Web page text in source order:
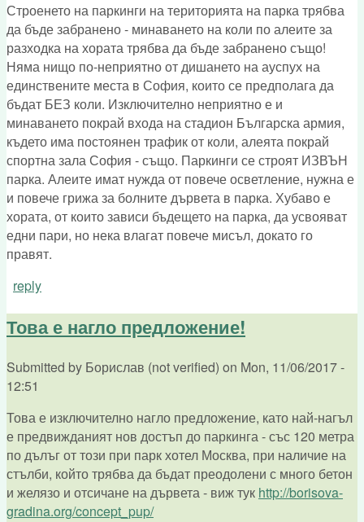
Строенето на паркинги на територията на парка трябва
да бъде забранено - минаването на коли по алеите за
разходка на хората трябва да бъде забранено също!
Няма нищо по-неприятно от дишането на ауспух на
единствените места в София, които се предполага да
бъдат БЕЗ коли. Изключително неприятно е и
минаването покрай входа на стадион Българска армия,
където има постоянен трафик от коли, алеята покрай
спортна зала София - също. Паркинги се строят ИЗВЪН
парка. Алеите имат нужда от повече осветление, нужна е
и повече грижа за болните дървета в парка. Хубаво е
хората, от които зависи бъдещето на парка, да усвояват
едни пари, но нека влагат повече мисъл, докато го
правят.
reply
Това е нагло предложение!
Submitted by Борислав (not verified) on Mon, 11/06/2017 -
12:51
Това е изключително нагло предложение, като най-нагъл
е предвижданият нов достъп до паркинга - със 120 метра
по дълъг от този при парк хотел Москва, при наличие на
стълби, който трябва да бъдат преодолени с много бетон
и желязо и отсичане на дървета - виж тук http://borisova-
gradina.org/concept_pup/